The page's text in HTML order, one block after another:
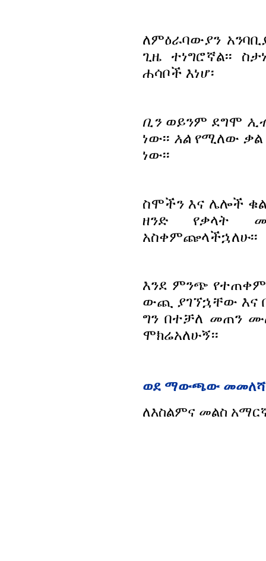
ለምዕራባውያን
ጊዜ ተነግሮኛል፡፡
ሐሳቦች እነሆ፡
ቢንወይንም ደግሞ
ነው፡፡ አል የሚለው ቃል
ነው፡፡
ስሞችን እና ሌሎች
ዘንድ የቃላት
አስቀምጬላችኋለሁ፡፡
እንደ ምንጭ
ውጪ ያገኘኋቸው እና
ግን በተቻለ መጠን
ሞክሬአለሁኝ፡፡
ወደ ማውጫው መመለሻ
ለእስልምና መልስ